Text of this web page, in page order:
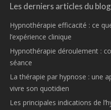
Les derniers articles du blog
Hypnothérapie efficacité : ce
l’expérience clinique
Hypnothérapie déroulement :
séance
La thérapie par hypnose : une
vivre son quotidien
Les principales indications de